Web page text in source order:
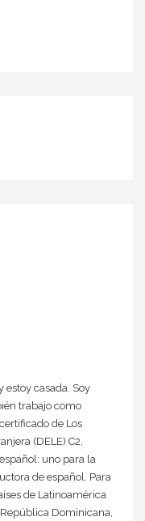
estoy casada. Soy
trabajo como
de Los
(DELE) C2,
uno para la
de español. Para
de Latinoamérica
Dominicana,